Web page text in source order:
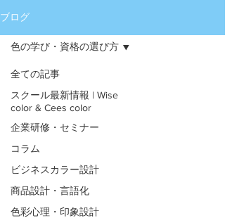
ブログ
全ての記事
スクール最新情報 | Wise
color & Cees color
企業研修・セミナー
コラム
ビジネスカラー設計
商品設計・言語化
色彩心理・印象設計
色の学び・資格の選び方